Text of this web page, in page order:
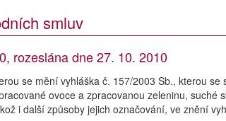
smluv
rozeslána dne 27. 10. 2010
se mění vyhláška č. 157/2003 Sb., kterou se
ovoce a zpracovanou zeleninu, suché
i další způsoby jejich označování, ve znění